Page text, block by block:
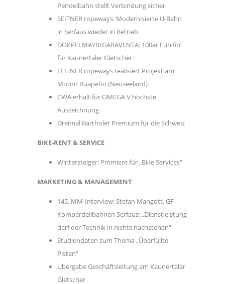
Pendelbahn stellt Verbindung sicher
SEITNER ropeways: Modernisierte U-Bahn
in Serfaus wieder in Betrieb
DOPPELMAYR/GARAVENTA: 100er Funifor
für Kaunertaler Gletscher
LEITNER ropeways realisiert Projekt am
Mount Ruapehu (Neuseeland)
CWA erhält für OMEGA V höchste
Auszeichnung
Dreimal Bartholet Premium für die Schweiz
BIKE-RENT & SERVICE
Wintersteiger: Premiere für „Bike Services“
MARKETING & MANAGEMENT
145. MM-Interview: Stefan Mangott, GF
Komperdellbahnen Serfaus: „Dienstleistung
darf der Technik in nichts nachstehen“
Studiendaten zum Thema „Überfüllte
Pisten“
Übergabe Geschäftsleitung am Kaunertaler
Gletscher